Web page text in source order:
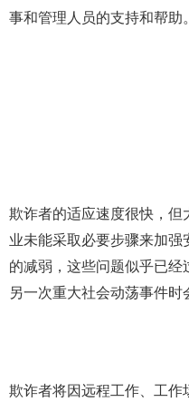
事和管理人员的支持和帮助。
欺诈者的适应速度很快，但
业未能采取必要步骤来加
的减弱，这些问题似乎已
另一次重大社会动荡事件时
欺诈者将因远程工作、工